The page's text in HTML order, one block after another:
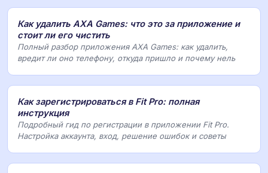
Как удалить AXA Games: что это за приложение и
стоит ли его чистить
Полный разбор приложения AXA Games: как удалить,
вредит ли оно телефону, откуда пришло и почему нель
Как зарегистрироваться в Fit Pro: полная
инструкция
Подробный гид по регистрации в приложении Fit Pro.
Настройка аккаунта, вход, решение ошибок и советы